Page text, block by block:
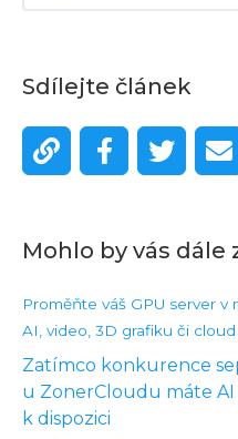
Sdílejte článek
Mohlo by vás dále
Proměňte váš GPU server
AI, video, 3D grafiku či
Zatímco konkurence
u ZonerCloudu máte AI
k dispozici